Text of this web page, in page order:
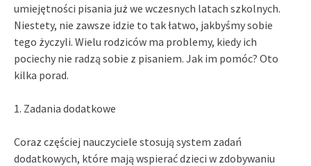
umiejętności pisania już we wczesnych latach szkolnych.
Niestety, nie zawsze idzie to tak łatwo, jakbyśmy sobie
tego życzyli. Wielu rodziców ma problemy, kiedy ich
pociechy nie radzą sobie z pisaniem. Jak im pomóc? Oto
kilka porad.
1. Zadania dodatkowe
Coraz częściej nauczyciele stosują system zadań
dodatkowych, które mają wspierać dzieci w zdobywaniu